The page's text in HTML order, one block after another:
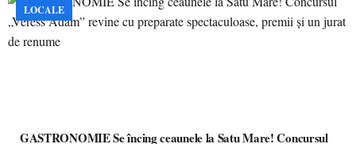
LOCALE
GASTRONOMIE Se încing ceaunele la Satu Mare! Concursul